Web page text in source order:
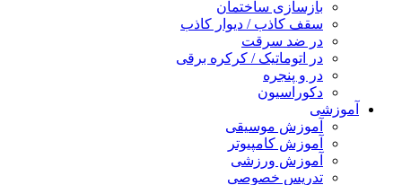
بازسازی ساختمان
سقف کاذب / دیوار کاذب
در ضد سرقت
در اتوماتیک / کرکره برقی
در و پنجره
دکوراسیون
آموزشی
آموزش موسیقی
آموزش کامپیوتر
آموزش ورزشی
تدریس خصوصی